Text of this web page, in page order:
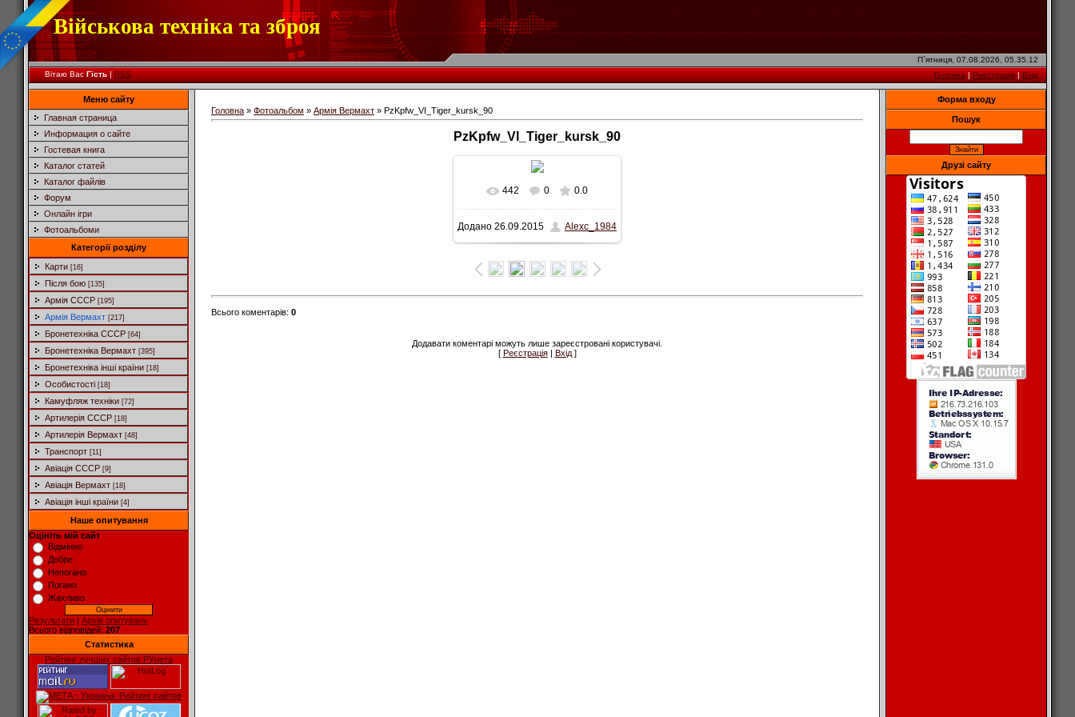
Військова техніка та зброя
П`ятниця, 07.08.2026, 05.35.12
Вітаю Вас Гість|RSS Головна|Реєстрація|Вхід
Меню сайту
Главная страница
Информация о сайте
Гостевая книга
Каталог статей
Каталог файлів
Форум
Онлайн ігри
Фотоальбоми
Категорії розділу
Карти [16]
Після бою [135]
Армія СССР [195]
Армія Вермахт [217]
Бронетехніка СССР [64]
Бронетехніка Вермахт [395]
Бронетехніка інші країни [18]
Особистості [18]
Камуфляж техніки [72]
Артилерія СССР [18]
Артилерія Вермахт [48]
Транспорт [11]
Авіація СССР [9]
Авіація Вермахт [18]
Авіація інші країни [4]
Наше опитування
Оцініть мій сайт
Відмінно
Добре
Непогано
Погано
Жахливо
Результати | Архів опитувань
Всього відповідей: 207
Статистика
Рейтинг лучших сайтов РУнета
Головна » Фотоальбом » Армія Вермахт » PzKpfw_VI_Tiger_kursk_90
PzKpfw_VI_Tiger_kursk_90
У реальному розмірі
562x350/ 94.8Kb
442 0 0.0
Додано 26.09.2015 Alexc_1984
Всього коментарів: 0
Додавати коментарі можуть лише зареєстровані користувачі.
[ Реєстрація| Вхід]
Форма входу
Пошук
Друзі сайту